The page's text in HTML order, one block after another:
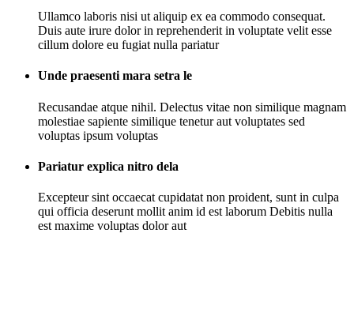
Ullamco laboris nisi ut aliquip ex ea commodo consequat.
Duis aute irure dolor in reprehenderit in voluptate velit esse
cillum dolore eu fugiat nulla pariatur
Unde praesenti mara setra le
Recusandae atque nihil. Delectus vitae non similique magnam
molestiae sapiente similique tenetur aut voluptates sed
voluptas ipsum voluptas
Pariatur explica nitro dela
Excepteur sint occaecat cupidatat non proident, sunt in culpa
qui officia deserunt mollit anim id est laborum Debitis nulla
est maxime voluptas dolor aut